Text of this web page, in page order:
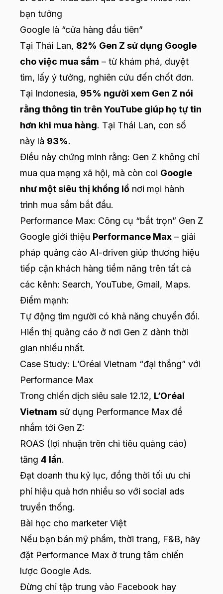
bạn tưởng
Google là “cửa hàng đầu tiên”
Tại Thái Lan, 82% Gen Z sử dụng Google
cho việc mua sắm – từ khám phá, duyệt
tìm, lấy ý tưởng, nghiên cứu đến chốt đơn.
Tại Indonesia, 95% người xem Gen Z nói
rằng thông tin trên YouTube giúp họ tự tin
hơn khi mua hàng. Tại Thái Lan, con số
này là 93%.
Điều này chứng minh rằng: Gen Z không chỉ
mua qua mạng xã hội, mà còn coi Google
như một siêu thị khổng lồ nơi mọi hành
trình mua sắm bắt đầu.
Performance Max: Công cụ “bắt trọn” Gen Z
Google giới thiệu Performance Max – giải
pháp quảng cáo AI-driven giúp thương hiệu
tiếp cận khách hàng tiềm năng trên tất cả
các kênh: Search, YouTube, Gmail, Maps.
Điểm mạnh:
Tự động tìm người có khả năng chuyển đổi.
Hiển thị quảng cáo ở nơi Gen Z dành thời
gian nhiều nhất.
Case Study: L’Oréal Vietnam “đại thắng” với
Performance Max
Trong chiến dịch siêu sale 12.12, L’Oréal
Vietnam sử dụng Performance Max để
nhắm tới Gen Z:
ROAS (lợi nhuận trên chi tiêu quảng cáo)
tăng 4 lần.
Đạt doanh thu kỷ lục, đồng thời tối ưu chi
phí hiệu quả hơn nhiều so với social ads
truyền thống.
Bài học cho marketer Việt
Nếu bạn bán mỹ phẩm, thời trang, F&B, hãy
đặt Performance Max ở trung tâm chiến
lược Google Ads.
Đừng chỉ tập trung vào Facebook hay